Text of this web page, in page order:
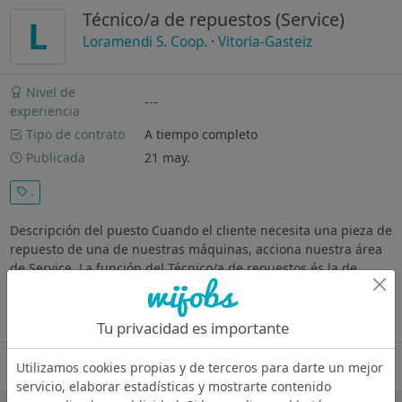
L Técnico/a de repuestos (Service)
Loramendi S. Coop. ·Vitoria-Gasteiz
Nivel de
experiencia
---
Tipo de contrato
A tiempo completo
Publicada
21 may.
.
Descripción del puesto Cuando el cliente necesita una pieza de
repuesto de una de nuestras máquinas, acciona nuestra área
de Service. La función del Técnico/a de repuestos és la de
encontrar la pieza o el conjunto en los planos, realizar la
Oferta desactivada
Tu privacidad es importante
Utilizamos cookies propias y de terceros para darte un mejor
servicio, elaborar estadísticas y mostrarte contenido